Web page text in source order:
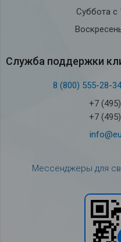
Суббота с
Служба под­держки
8 (800) 555-28-34
+7
+7
Мессенджеры для